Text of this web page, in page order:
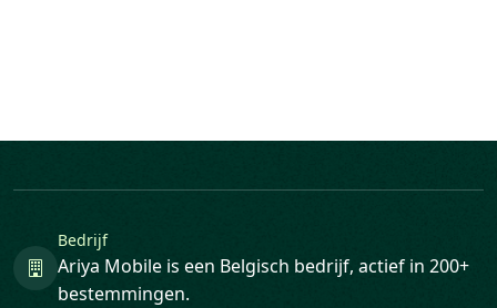
Bedrijf
Ariya Mobile is een Belgisch bedrijf, actief in 200+
bestemmingen.